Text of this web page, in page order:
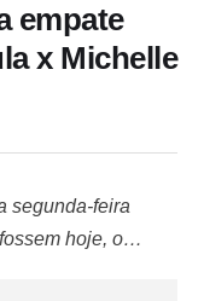
empate
x Michelle
segunda-feira
hoje, o